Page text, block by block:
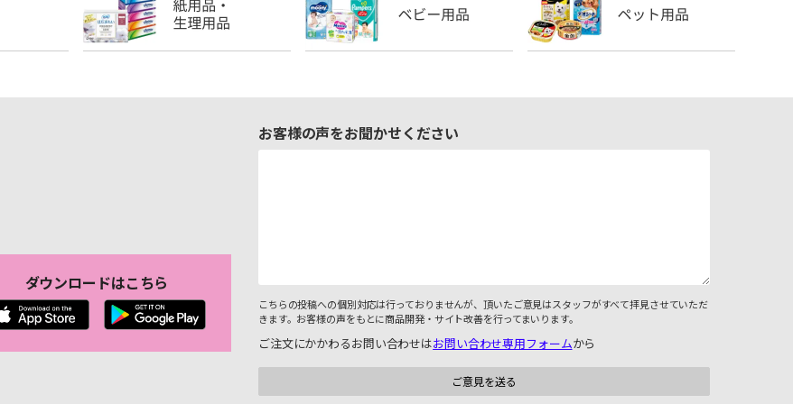
ダウンロードはこちら
お客様の声をお聞かせください
こちらの投稿への個別対応は行っておりませんが、頂いたご意見はスタッフがすべて拝見させていただ
きます。お客様の声をもとに商品開発・サイト改善を行ってまいります。
ご注文にかかわるお問い合わせはお問い合わせ専用フォームから